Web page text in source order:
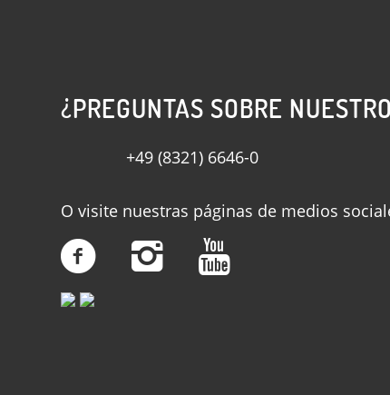
¿PREGUNTAS SOBRE
+49 (8321) 6646-0
O visite nuestras páginas de medios